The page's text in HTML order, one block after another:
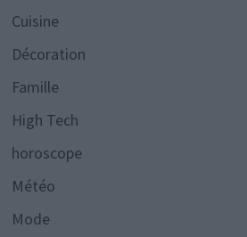
Cuisine
Décoration
Famille
High Tech
horoscope
Météo
Mode